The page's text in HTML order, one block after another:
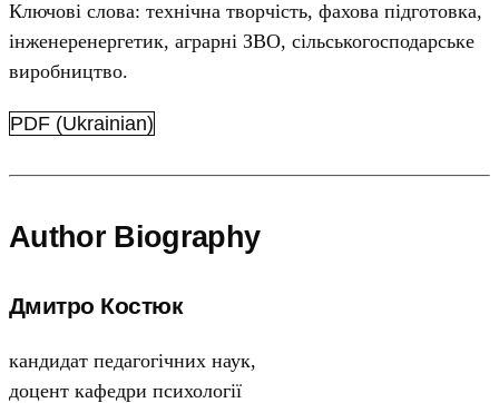
Ключові слова: технічна творчість, фахова підготовка,
інженеренергетик, аграрні ЗВО, сільськогосподарське
виробництво.
PDF (Ukrainian)
Author Biography
Дмитро Костюк
кандидат педагогічних наук,
доцент кафедри психології